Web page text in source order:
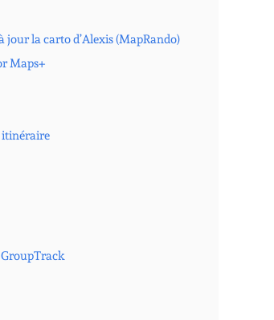
la carto d’Alexis (MapRando)
Maps+
itinéraire